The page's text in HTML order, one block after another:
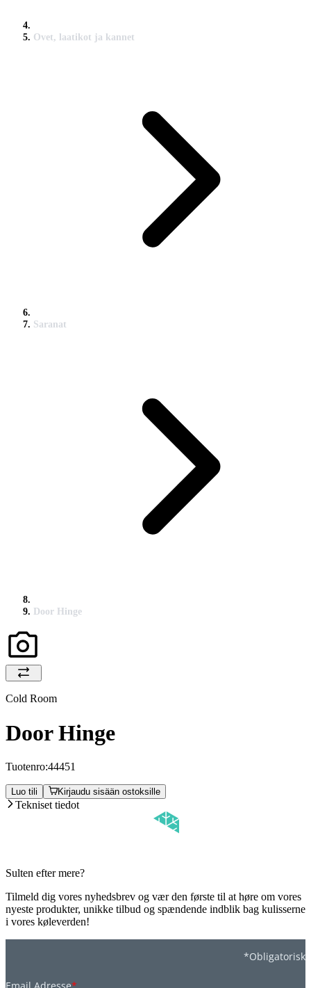
Ovet, laatikot ja kannet
Saranat
Door Hinge
Cold Room
Door Hinge
Tuotenro:44451
Luo tili Kirjaudu sisään ostoksille
Tekniset tiedot
Sulten efter mere?
Tilmeld dig vores nyhedsbrev og vær den første til at høre om vores
nyeste produkter, unikke tilbud og spændende indblik bag kulisserne
i vores køleverden!
*Obligatorisk